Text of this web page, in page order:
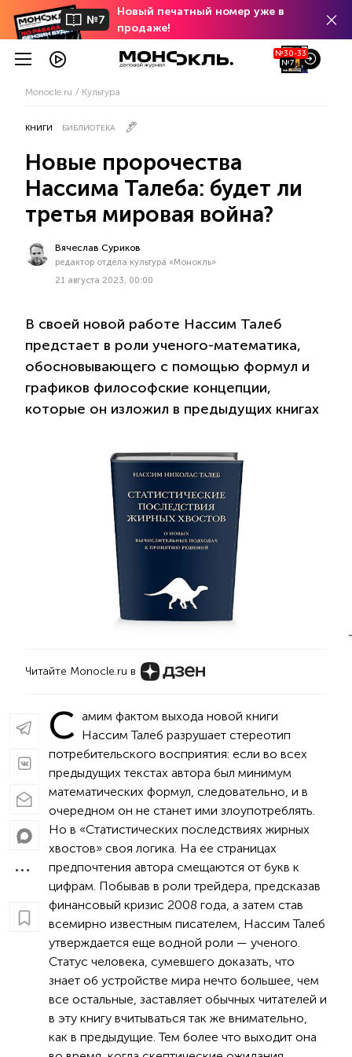
№7
Новый печатный номер уже в
продаже!
№30-33
№7
Monocle.ru Культура
КНИГИ БИБЛИОТЕКА
Новые пророчества
Нассима Талеба: будет ли
третья мировая война?
Вячеслав Суриков
редактор отдела культура «Монокль»
21 августа 2023, 00:00
В cвоей новой работе Нассим Талеб
предстает в роли ученого-математика,
обосновывающего с помощью формул и
графиков философские концепции,
которые он изложил в предыдущих книгах
Читайте Monocle.ru в
С амим фактом выхода новой книги
Нассим Талеб разрушает стереотип
потребительского восприятия: если во всех
предыдущих текстах автора был минимум
математических формул, следовательно, и в
очередном он не станет ими злоупотреблять.
Но в «Статистических последствиях жирных
хвостов» своя логика. На ее страницах
предпочтения автора смещаются от букв к
цифрам. Побывав в роли трейдера, предсказав
финансовый кризис 2008 года, а затем став
всемирно известным писателем, Нассим Талеб
утверждается еще водной роли — ученого.
Статус человека, сумевшего доказать, что
знает об устройстве мира нечто большее, чем
все остальные, заставляет обычных читателей и
в эту книгу вчитываться так же внимательно,
как в предыдущие. Тем более что выходит она